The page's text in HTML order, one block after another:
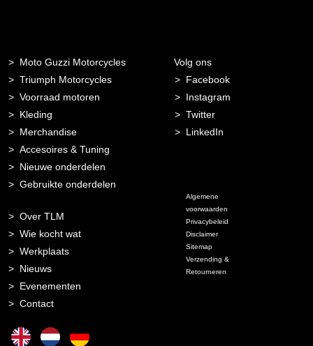
Moto Guzzi Motorcycles
Triumph Motorcycles
Voorraad motoren
Kleding
Merchandise
Accesoires & Tuning
Nieuwe onderdelen
Gebruikte onderdelen
Over TLM
Wie kocht wat
Werkplaats
Nieuws
Evenementen
Contact
Volg ons
Facebook
Instagram
Twitter
LinkedIn
Algemene
voorwaarden
Privacybeleid
Disclaimer
Sitemap
Verzending &
Retourneren